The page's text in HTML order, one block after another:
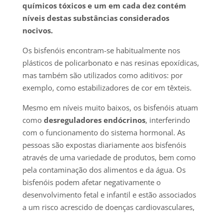
químicos tóxicos e um em cada dez contém
níveis destas substâncias considerados
nocivos.
Os bisfenóis encontram-se habitualmente nos
plásticos de policarbonato e nas resinas epoxídicas,
mas também são utilizados como aditivos: por
exemplo, como estabilizadores de cor em têxteis.
Mesmo em níveis muito baixos, os bisfenóis atuam
como desreguladores endócrinos, interferindo
com o funcionamento do sistema hormonal. As
pessoas são expostas diariamente aos bisfenóis
através de uma variedade de produtos, bem como
pela contaminação dos alimentos e da água. Os
bisfenóis podem afetar negativamente o
desenvolvimento fetal e infantil e estão associados
a um risco acrescido de doenças cardiovasculares,